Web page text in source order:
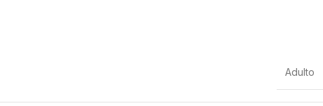
Adulto